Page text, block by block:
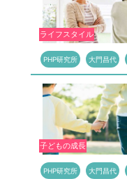
ライフスタイル
PHP研究所 大門昌代
子どもの成長
PHP研究所 大門昌代